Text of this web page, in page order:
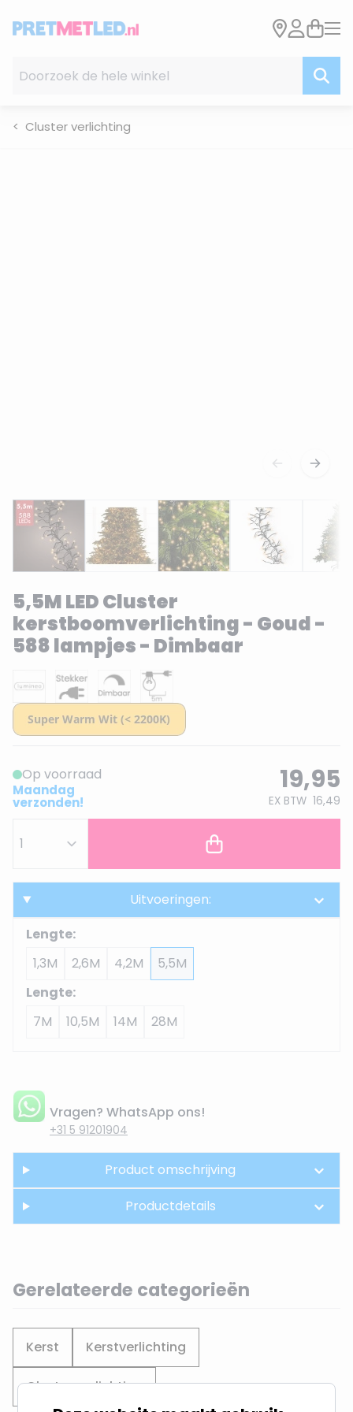
Cluster verlichting
5,5M LED Cluster
kerstboomverlichting - Goud -
588 lampjes - Dimbaar
Op voorraad
Maandag
verzonden!
19,95
EX BTW 16,49
Uitvoeringen:
Lengte:
1,3M
2,6M 4,2M
5,5M
Lengte:
7M
10,5M 14M 28M
Vragen? WhatsApp ons!
+31 5 91201904
Product omschrijving
Productdetails
Gerelateerde categorieën
Kerst Kerstverlichting
Cluster verlichting